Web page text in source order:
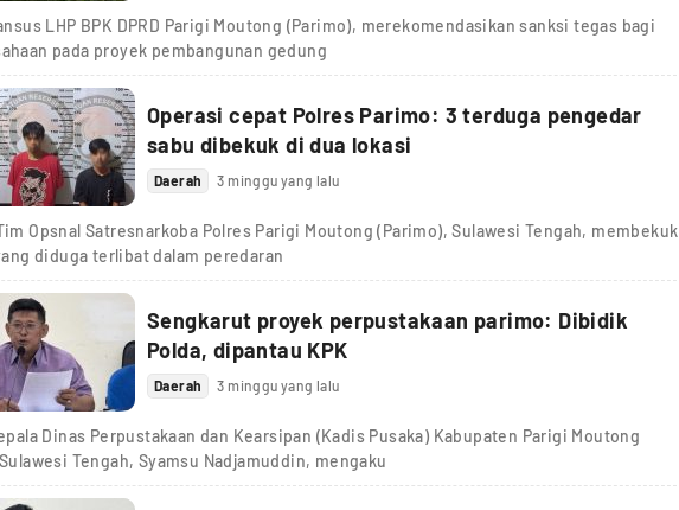
LHP BPK DPRD Parigi Moutong (Parimo), merekomendasikan sanksi tegas bagi
pada proyek pembangunan gedung
Operasi cepat Polres Parimo: 3 terduga pengedar
sabu dibekuk di dua lokasi
Daerah 3 minggu yang lalu
Opsnal Satresnarkoba Polres Parigi Moutong (Parimo), Sulawesi Tengah, membekuk
diduga terlibat dalam peredaran
Sengkarut proyek perpustakaan parimo: Dibidik
Polda, dipantau KPK
Daerah 3 minggu yang lalu
Dinas Perpustakaan dan Kearsipan (Kadis Pusaka) Kabupaten Parigi Moutong
Tengah, Syamsu Nadjamuddin, mengaku